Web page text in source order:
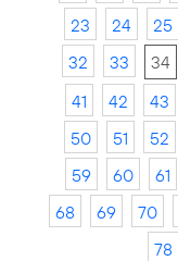
23
24 25
32
33 34
41
42 43
50
51 52
59
60 61
68
69 70
78